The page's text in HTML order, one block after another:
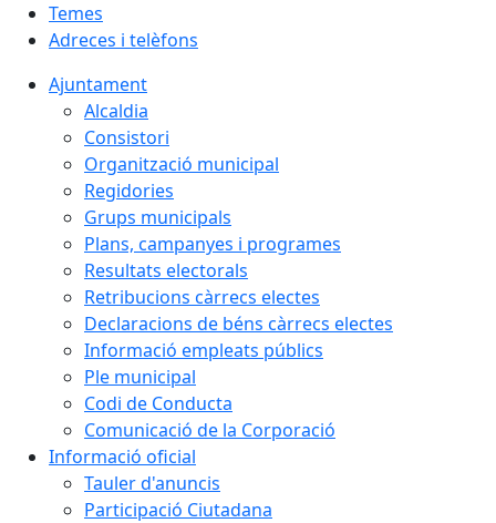
Temes
Adreces i telèfons
Ajuntament
Alcaldia
Consistori
Organització municipal
Regidories
Grups municipals
Plans, campanyes i programes
Resultats electorals
Retribucions càrrecs electes
Declaracions de béns càrrecs electes
Informació empleats públics
Ple municipal
Codi de Conducta
Comunicació de la Corporació
Informació oficial
Tauler d'anuncis
Participació Ciutadana